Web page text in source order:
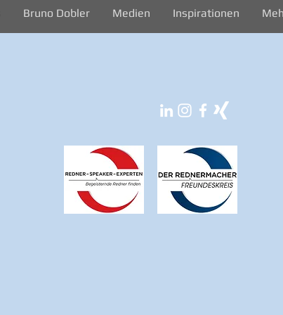
Bruno Dobler Medien Inspirationen